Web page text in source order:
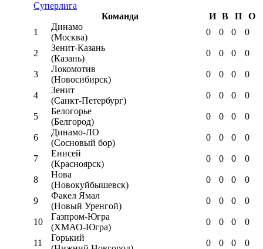
Суперлига
Команда
И В П
О
1
Динамо
(Москва)
0 0 0 0
2
Зенит-Казань
(Казань)
0 0 0 0
3
Локомотив
(Новосибирск)
0 0 0 0
4
Зенит
(Санкт-Петербург)
0 0 0 0
5
Белогорье
(Белгород)
0 0 0 0
6
Динамо-ЛО
(Сосновый бор)
0 0 0 0
7
Енисей
(Красноярск)
0 0 0 0
8
Нова
(Новокуйбышевск)
0 0 0 0
9
Факел Ямал
(Новый Уренгой)
0 0 0 0
10
Газпром-Югра
(ХМАО-Югра)
0 0 0 0
11
Горький
0 0 0 0